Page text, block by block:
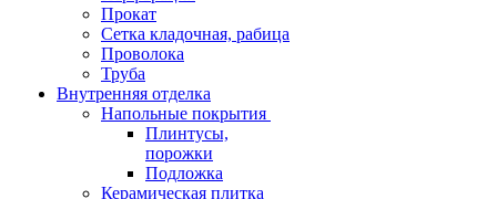
Прокат
Сетка кладочная, рабица
Проволока
Труба
Внутренняя отделка
Напольные покрытия
Плинтусы,
порожки
Подложка
Керамическая плитка